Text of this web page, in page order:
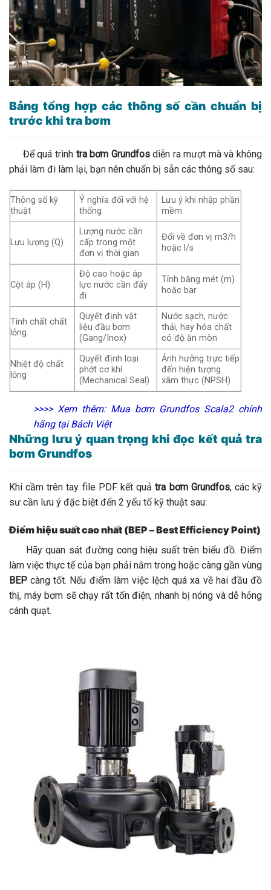
Bảng tổng hợp các thông số cần chuẩn bị
trước khi tra bơm
Để quá trình tra bơm Grundfosdiễn ra mượt mà và không
phải làm đi làm lại, bạn nên chuẩn bị sẵn các thông số sau:
Thông số kỹ
thuật
Ý nghĩa đối với hệ
thống
Lưu ý khi nhập phần
mềm
Lưu lượng (Q)
Lượng nước cần
cấp trong một
đơn vị thời gian
Đổi về đơn vị m3/h
hoặc l/s
Cột áp (H)
Độ cao hoặc áp
lực nước cần đẩy
đi
Tính bằng mét (m)
hoặc bar
Tính chất chất
lỏng
Quyết định vật
liệu đầu bơm
(Gang/Inox)
Nước sạch, nước
thải, hay hóa chất
có độ ăn mòn
Nhiệt độ chất
lỏng
Quyết định loại
phớt cơ khí
(Mechanical Seal)
Ảnh hưởng trực tiếp
đến hiện tượng
xâm thực (NPSH)
>>>> Xem thêm: Mua bơm Grundfos Scala2 chính
hãng tại Bách Việt
Những lưu ý quan trọng khi đọc kết quả tra
bơm Grundfos
Khi cầm trên tay file PDF kết quảtra bơm Grundfos, các kỹ
sư cần lưu ý đặc biệt đến 2 yếu tố kỹ thuật sau:
Điểm hiệu suất cao nhất (BEP – Best Efficiency Point)
Hãy quan sát đường cong hiệu suất trên biểu đồ. Điểm
làm việc thực tế của bạn phải nằm trong hoặc càng gần vùng
BEP càng tốt. Nếu điểm làm việc lệch quá xa về hai đầu đồ
thị, máy bơm sẽ chạy rất tốn điện, nhanh bị nóng và dễ hỏng
cánh quạt.